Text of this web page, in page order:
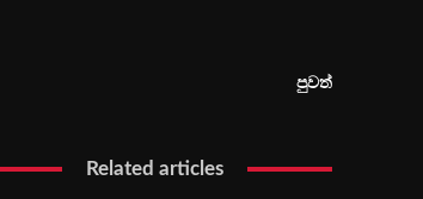
පුවත්
Related articles